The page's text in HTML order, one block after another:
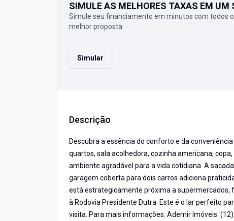
SIMULE AS MELHORES TAXAS EM UM
Simule seu financiamento em minutos com todos
melhor proposta.
Simular
Descrição
Descubra a essência do conforto e da
quartos, sala acolhedora, cozinha americana,
ambiente agradável para a vida cotidiana. A
garagem coberta para dois carros adiciona
está estrategicamente próxima a supermercados,
à Rodovia Presidente Dutra. Este é o lar perfeito
visita. Para mais informações: Ademir Imóveis: